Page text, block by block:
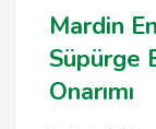
Mardin
Süpürge
Onarımı